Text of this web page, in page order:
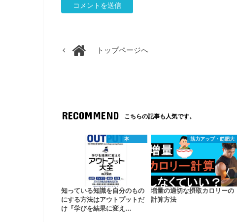
トップページへ
RECOMMEND こちらの記事も人気です。
本
知っている知識を自分のもの
にする方法はアウトプットだ
け『学びを結果に変え…
筋力アップ・筋肥大
増量の適切な摂取カロリーの
計算方法